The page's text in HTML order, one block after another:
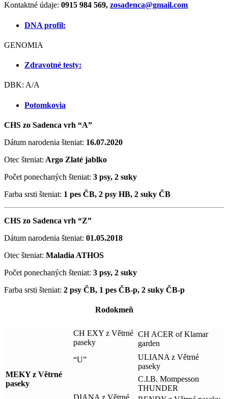
Kontaktné údaje: 0915 984 569, zosadenca@gmail.com
DNA profil:
GENOMIA
Zdravotné testy:
DBK: A/A
Potomkovia
CHS zo Sadenca vrh “A”
Dátum narodenia šteniat: 16.07.2020
Otec šteniat: Argo Zlaté jablko
Počet ponechaných šteniat: 3 psy, 2 suky
Farba srsti šteniat: 1 pes ČB, 2 psy HB, 2 suky ČB
CHS zo Sadenca vrh “Z”
Dátum narodenia šteniat: 01.05.2018
Otec šteniat: Maladia ATHOS
Počet ponechaných šteniat: 3 psy, 2 suky
Farba srsti šteniat: 2 psy ČB, 1 pes ČB-p, 2 suky ČB-p
Rodokmeň
MEKY z Větrné
paseky
CH EXY z Větrné
paseky
“U”
CH ACER of Klamar
garden
ULIANA z Větrné
paseky
C.I.B. Mompesson
THUNDER